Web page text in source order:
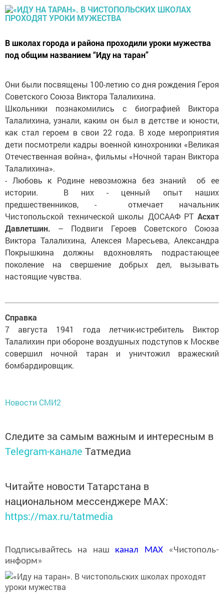
В школах города и района проходили уроки мужества
под общим названием “Иду на таран”
Они были посвящены 100-летию со дня рождения Героя
Советского Союза Виктора Талалихина.
Школьники познакомились с биографией Виктора
Талалихина, узнали, каким он был в детстве и юности,
как стал героем в свои 22 года. В ходе мероприятия
дети посмотрели кадры военной кинохроники «Великая
Отечественная война», фильмы «Ночной таран Виктора
Талалихина».
- Любовь к Родине невозможна без знаний об ее
истории. В них - ценный опыт наших
предшественников, - отмечает начальник
Чистопольской технической школы ДОСААФ РТ Асхат
Давлетшин. – Подвиги Героев Советского Союза
Виктора Талалихина, Алексея Маресьева, Александра
Покрышкина должны вдохновлять подрастающее
поколение на свершение добрых дел, вызывать
настоящие чувства.
Справка
7 августа 1941 года летчик-истребитель Виктор
Талалихин при обороне воздушных подступов к Москве
совершил ночной таран и уничтожил вражеский
бомбардировщик.
Новости СМИ2
Следите за самым важным и интересным в
Telegram-канале Татмедиа
Читайте новости Татарстана в
национальном мессенджере MАХ:
https://max.ru/tatmedia
Подписывайтесь на наш канал MAX«Чистополь-
информ»